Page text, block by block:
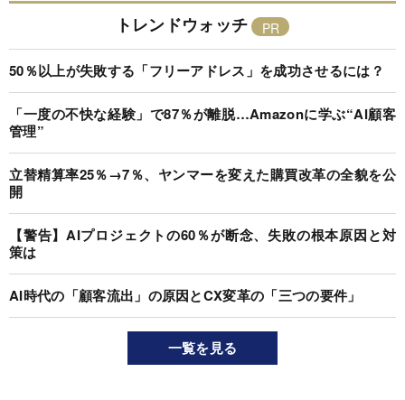
トレンドウォッチ
50％以上が失敗する「フリーアドレス」を成功させるには？
「一度の不快な経験」で87％が離脱…Amazonに学ぶ“AI顧客
管理”
立替精算率25％→7％、ヤンマーを変えた購買改革の全貌を公
開
【警告】AIプロジェクトの60％が断念、失敗の根本原因と対
策は
AI時代の「顧客流出」の原因とCX変革の「三つの要件」
一覧を見る